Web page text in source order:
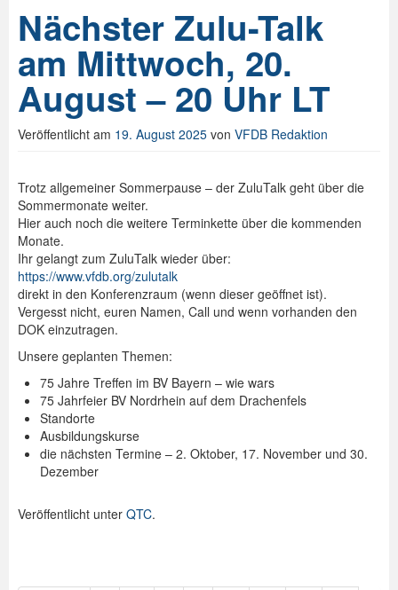
Nächster Zulu-Talk
am Mittwoch, 20.
August – 20 Uhr LT
Veröffentlicht am 19. August 2025 von VFDB Redaktion
Trotz allgemeiner Sommerpause – der ZuluTalk geht über die
Sommermonate weiter.
Hier auch noch die weitere Terminkette über die kommenden
Monate.
Ihr gelangt zum ZuluTalk wieder über:
https://www.vfdb.org/zulutalk
direkt in den Konferenzraum (wenn dieser geöffnet ist).
Vergesst nicht, euren Namen, Call und wenn vorhanden den
DOK einzutragen.
Unsere geplanten Themen:
75 Jahre Treffen im BV Bayern – wie wars
75 Jahrfeier BV Nordrhein auf dem Drachenfels
Standorte
Ausbildungskurse
die nächsten Termine – 2. Oktober, 17. November und 30.
Dezember
Veröffentlicht unter QTC.